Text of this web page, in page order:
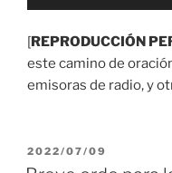
[REPRODUCCIÓN
este camino de
emisoras de radio, y
PUBLICADO
EL
2022/07/09